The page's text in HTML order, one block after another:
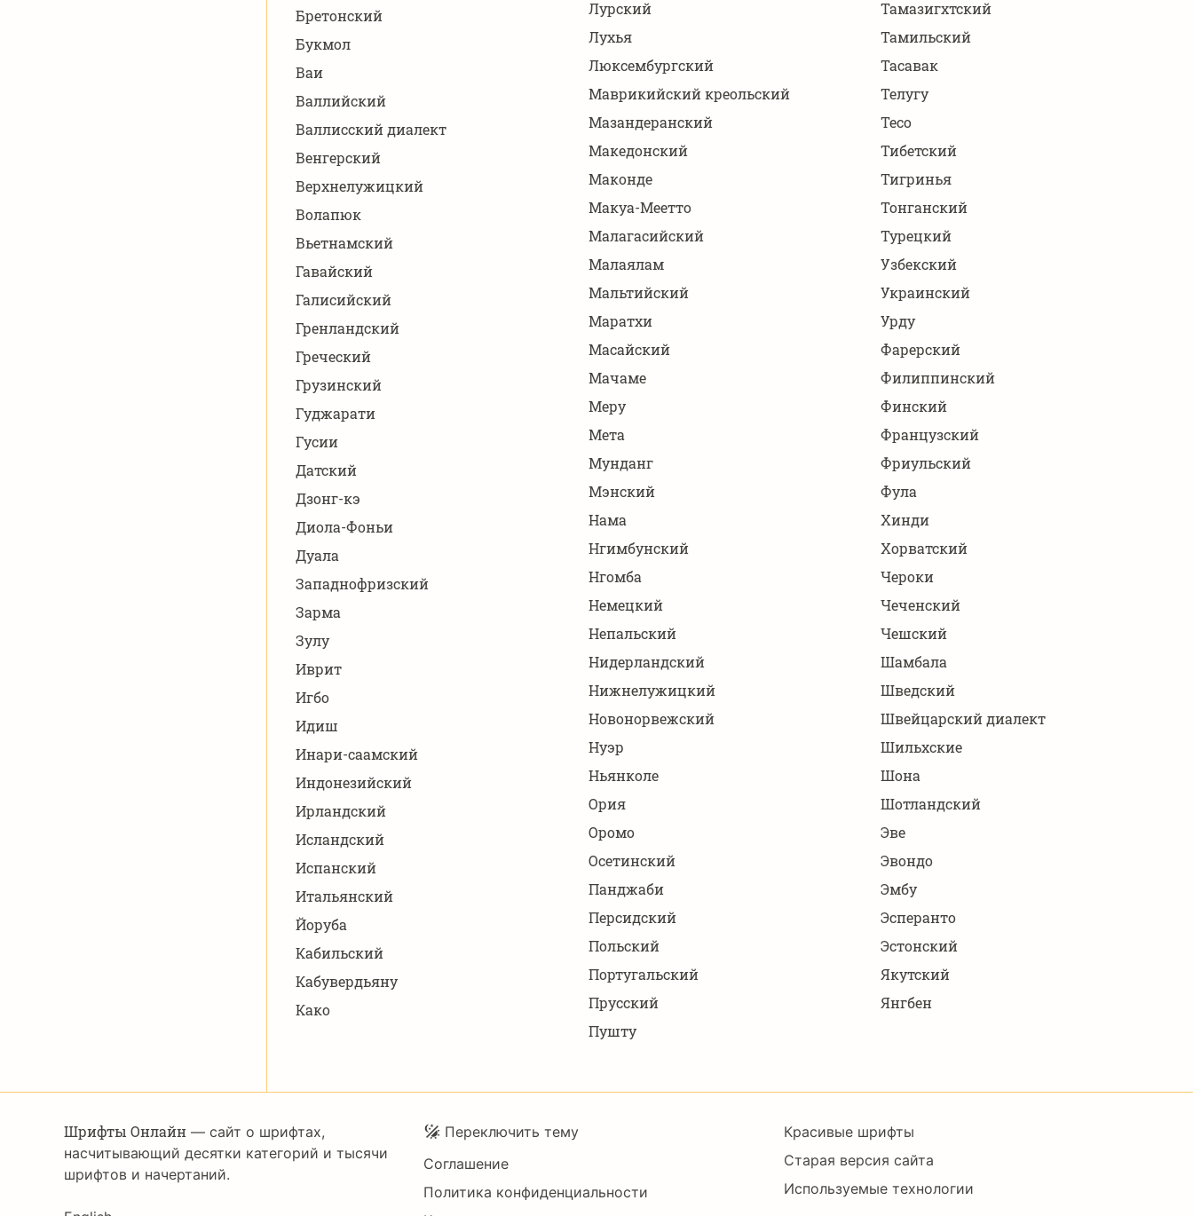
Бретонский
Букмол
Ваи
Валлийский
Валлисский диалект
Венгерский
Верхнелужицкий
Волапюк
Вьетнамский
Гавайский
Галисийский
Гренландский
Греческий
Грузинский
Гуджарати
Гусии
Датский
Дзонг-кэ
Диола-Фоньи
Дуала
Западнофризский
Зарма
Зулу
Иврит
Игбо
Идиш
Инари-саамский
Индонезийский
Ирландский
Исландский
Испанский
Итальянский
Йоруба
Кабильский
Кабувердьяну
Како
Лурский
Лухья
Люксембургский
Маврикийский креольский
Мазандеранский
Македонский
Маконде
Макуа-Меетто
Малагасийский
Малаялам
Мальтийский
Маратхи
Масайский
Мачаме
Меру
Мета
Мунданг
Мэнский
Нама
Нгимбунский
Нгомба
Немецкий
Непальский
Нидерландский
Нижнелужицкий
Новонорвежский
Нуэр
Ньянколе
Ория
Оромо
Осетинский
Панджаби
Персидский
Польский
Португальский
Прусский
Пушту
Тамазигхтский
Тамильский
Тасавак
Телугу
Тесо
Тибетский
Тигринья
Тонганский
Турецкий
Узбекский
Украинский
Урду
Фарерский
Филиппинский
Финский
Французский
Фриульский
Фула
Хинди
Хорватский
Чероки
Чеченский
Чешский
Шамбала
Шведский
Швейцарский диалект
Шильхские
Шона
Шотландский
Эве
Эвондо
Эмбу
Эсперанто
Эстонский
Якутский
Янгбен
Шрифты Онлайн — сайт о шрифтах,
насчитывающий десятки категорий и тысячи
шрифтов и начертаний.
Подвал
Переключить тему
Соглашение
Политика конфиденциальности
Footer
Right
Красивые шрифты
Старая версия сайта
Используемые технологии